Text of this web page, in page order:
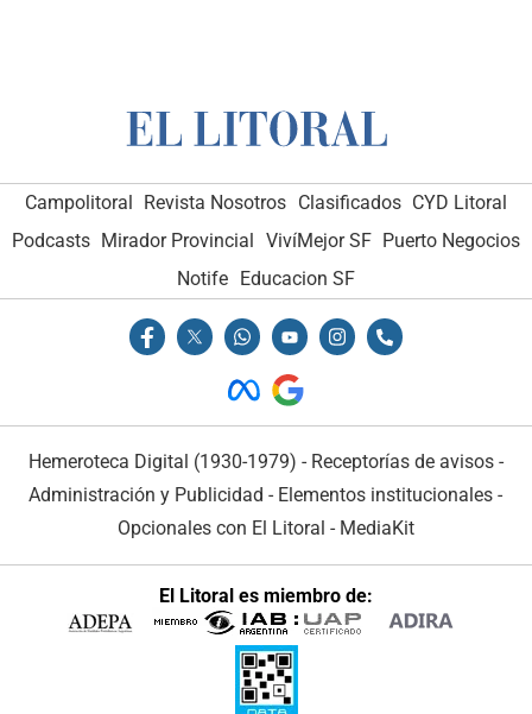
Campolitoral Revista Nosotros Clasificados CYD Litoral
Podcasts Mirador Provincial VivíMejor SF Puerto Negocios
Notife
Educacion SF
Hemeroteca Digital (1930-1979) - Receptorías de avisos -
Administración y Publicidad - Elementos institucionales -
Opcionales con El Litoral - MediaKit
El Litoral es miembro de: